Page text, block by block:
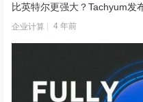
比英特尔更强大？Tachyum发
企业计算 4 年前